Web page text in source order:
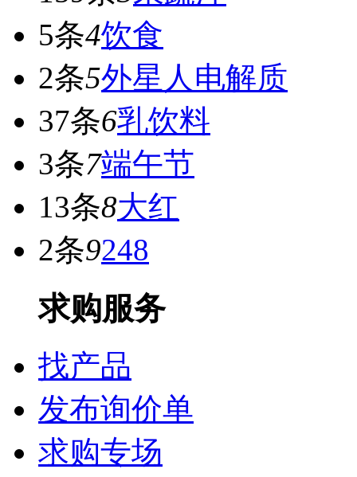
5条4饮食
2条5外星人电解质
37条6乳饮料
3条7端午节
13条8大红
2条9248
求购服务
找产品
发布询价单
求购专场